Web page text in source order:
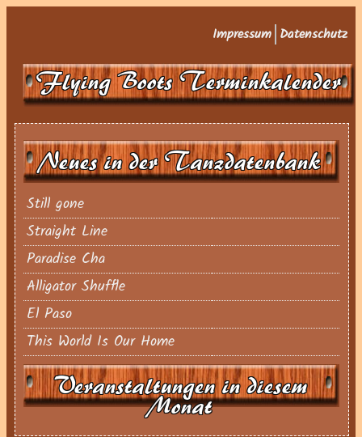
Impressum Datenschutz
Flying Boots Terminkalender
Neues in der Tanzdatenbank
Still gone
Straight Line
Paradise Cha
Alligator Shuffle
El Paso
This World Is Our Home
Veranstaltungen in diesem
Monat